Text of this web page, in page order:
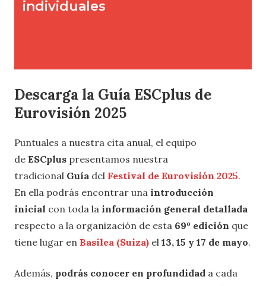
Descarga la Guía ESCplus de
Eurovisión 2025
Puntuales a nuestra cita anual, el equipo
de ESCplus presentamos nuestra
tradicional Guía del Festival de Eurovisión 2025.
En ella podrás encontrar una introducción
inicial con toda la información general detallada
respecto a la organización de esta 69º edición que
tiene lugar en Basilea (Suiza) el 13, 15 y 17 de mayo.
Además, podrás conocer en profundidad a cada